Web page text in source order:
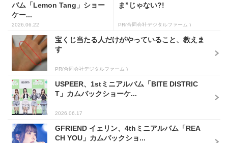
バム「Lemon Tang」ショー
ケー...
2026.06.22
ま”じゃない?!
PR(合同会社デジタルファーム )
宝くじ当たる人だけがやっていること、教えま
す
PR(合同会社デジタルファーム )
USPEER、1stミニアルバム「BITE DISTRIC
T」カムバックショーケ...
2026.06.17
GFRIEND イェリン、4thミニアルバム「REA
CH YOU」カムバックショ...